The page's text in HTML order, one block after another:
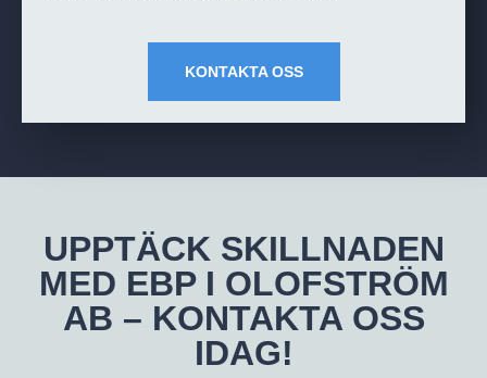
KONTAKTA OSS
UPPTÄCK SKILLNADEN
MED EBP I OLOFSTRÖM
AB – KONTAKTA OSS
IDAG!